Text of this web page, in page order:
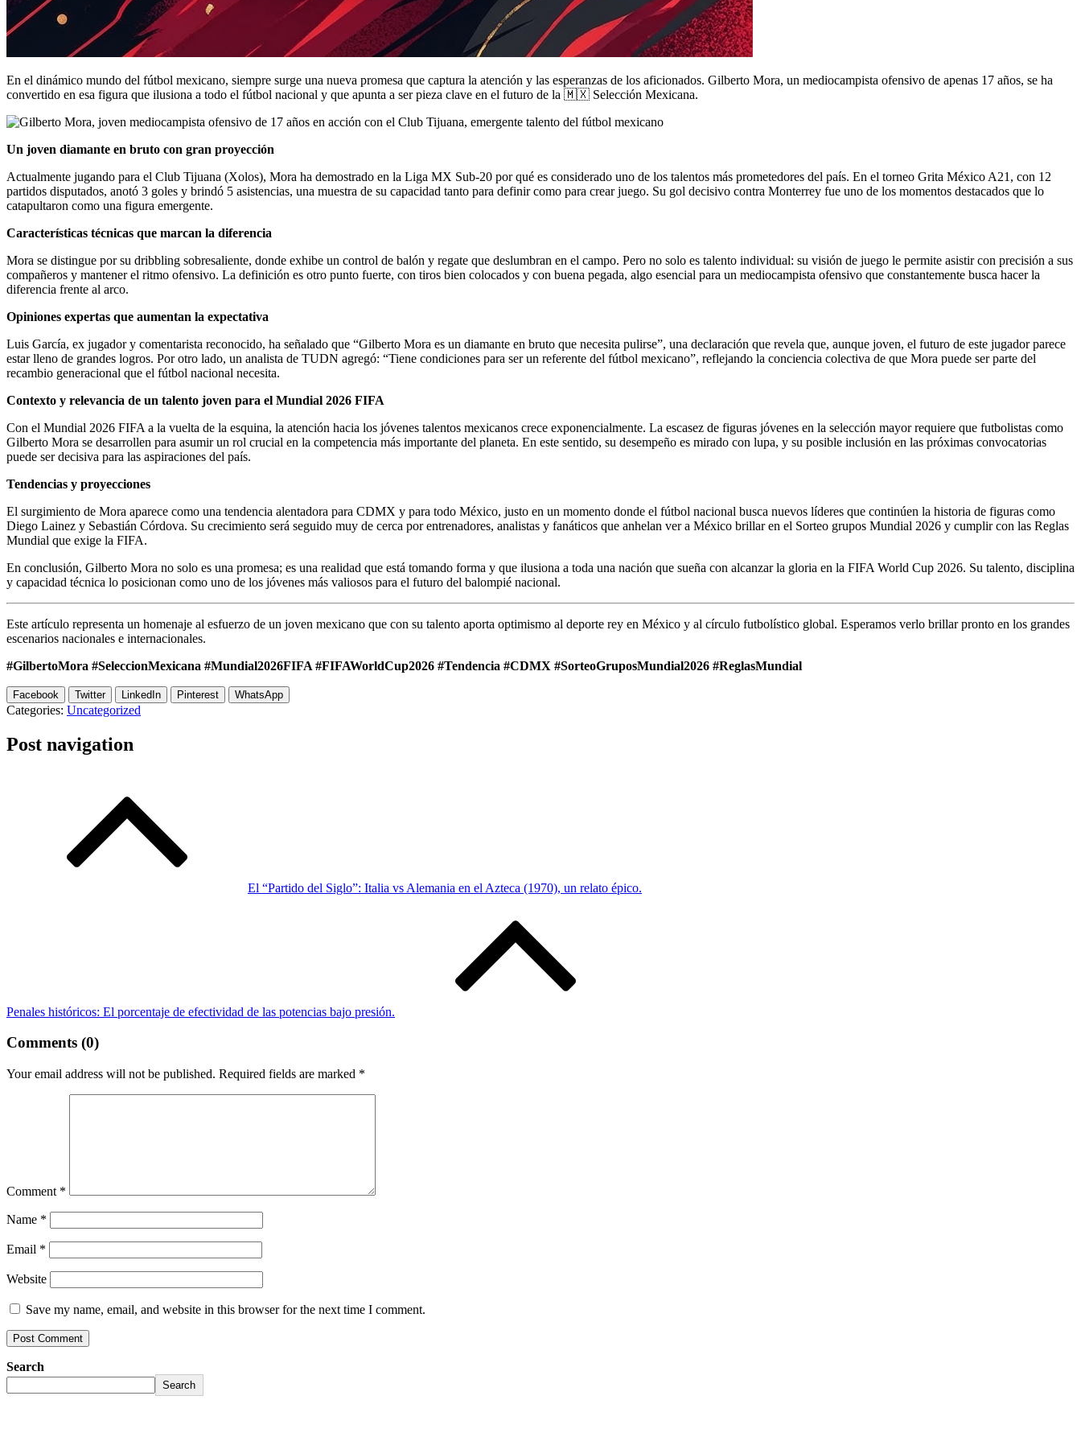
En el dinámico mundo del fútbol mexicano, siempre surge una nueva promesa que captura la atención y las esperanzas de los aficionados. Gilberto Mora, un mediocampista ofensivo de apenas 17 años, se ha
convertido en esa figura que ilusiona a todo el fútbol nacional y que apunta a ser pieza clave en el futuro de la 🇲🇽 Selección Mexicana.
Un joven diamante en bruto con gran proyección
Actualmente jugando para el Club Tijuana (Xolos), Mora ha demostrado en la Liga MX Sub-20 por qué es considerado uno de los talentos más prometedores del país. En el torneo Grita México A21, con 12
partidos disputados, anotó 3 goles y brindó 5 asistencias, una muestra de su capacidad tanto para definir como para crear juego. Su gol decisivo contra Monterrey fue uno de los momentos destacados que lo
catapultaron como una figura emergente.
Características técnicas que marcan la diferencia
Mora se distingue por su dribbling sobresaliente, donde exhibe un control de balón y regate que deslumbran en el campo. Pero no solo es talento individual: su visión de juego le permite asistir con precisión a sus
compañeros y mantener el ritmo ofensivo. La definición es otro punto fuerte, con tiros bien colocados y con buena pegada, algo esencial para un mediocampista ofensivo que constantemente busca hacer la
diferencia frente al arco.
Opiniones expertas que aumentan la expectativa
Luis García, ex jugador y comentarista reconocido, ha señalado que “Gilberto Mora es un diamante en bruto que necesita pulirse”, una declaración que revela que, aunque joven, el futuro de este jugador parece
estar lleno de grandes logros. Por otro lado, un analista de TUDN agregó: “Tiene condiciones para ser un referente del fútbol mexicano”, reflejando la conciencia colectiva de que Mora puede ser parte del
recambio generacional que el fútbol nacional necesita.
Contexto y relevancia de un talento joven para el Mundial 2026 FIFA
Con el Mundial 2026 FIFA a la vuelta de la esquina, la atención hacia los jóvenes talentos mexicanos crece exponencialmente. La escasez de figuras jóvenes en la selección mayor requiere que futbolistas como
Gilberto Mora se desarrollen para asumir un rol crucial en la competencia más importante del planeta. En este sentido, su desempeño es mirado con lupa, y su posible inclusión en las próximas convocatorias
puede ser decisiva para las aspiraciones del país.
Tendencias y proyecciones
El surgimiento de Mora aparece como una tendencia alentadora para CDMX y para todo México, justo en un momento donde el fútbol nacional busca nuevos líderes que continúen la historia de figuras como
Diego Lainez y Sebastián Córdova. Su crecimiento será seguido muy de cerca por entrenadores, analistas y fanáticos que anhelan ver a México brillar en el Sorteo grupos Mundial 2026 y cumplir con las Reglas
Mundial que exige la FIFA.
En conclusión, Gilberto Mora no solo es una promesa; es una realidad que está tomando forma y que ilusiona a toda una nación que sueña con alcanzar la gloria en la FIFA World Cup 2026. Su talento, disciplina
y capacidad técnica lo posicionan como uno de los jóvenes más valiosos para el futuro del balompié nacional.
Este artículo representa un homenaje al esfuerzo de un joven mexicano que con su talento aporta optimismo al deporte rey en México y al círculo futbolístico global. Esperamos verlo brillar pronto en los grandes
escenarios nacionales e internacionales.
#GilbertoMora #SeleccionMexicana #Mundial2026FIFA #FIFAWorldCup2026 #Tendencia #CDMX #SorteoGruposMundial2026 #ReglasMundial
Facebook Twitter LinkedIn Pinterest WhatsApp
Categories: Uncategorized
Post navigation
El “Partido del Siglo”: Italia vs Alemania en el Azteca (1970), un relato épico.
Penales históricos: El porcentaje de efectividad de las potencias bajo presión.
Comments (0)
Your email address will not be published. Required fields are marked *
Comment *
Name *
Email *
Website
Save my name, email, and website in this browser for the next time I comment.
Search
Search